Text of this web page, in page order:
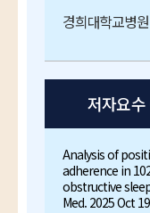
경희대학교병
저자요수
Analysis of
adherence in
obstructive
Med. 2025 Oct